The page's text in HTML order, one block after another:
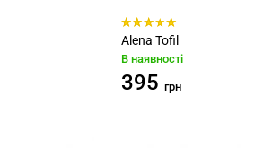
Alena Tofil
В наявності
395 грн